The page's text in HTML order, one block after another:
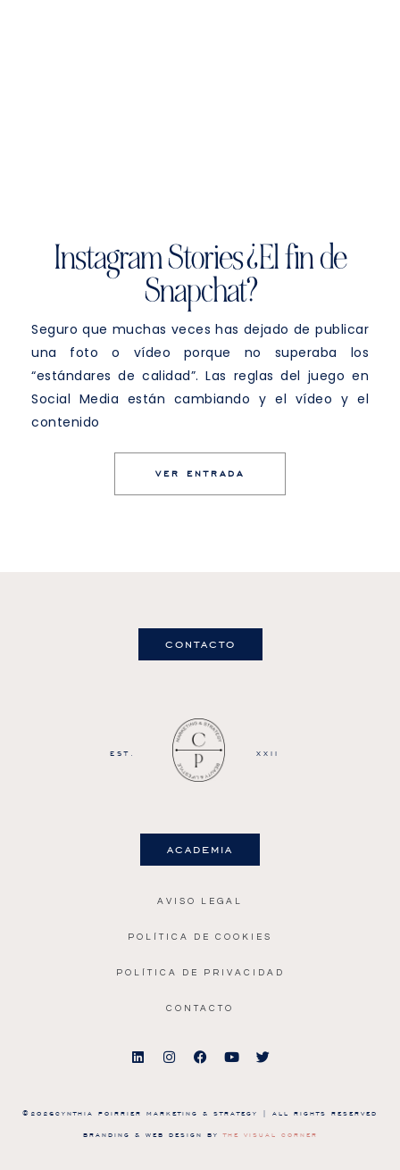
Instagram Stories ¿El fin de
Snapchat?
Seguro que muchas veces has dejado de publicar
una foto o vídeo porque no superaba los
“estándares de calidad”. Las reglas del juego en
Social Media están cambiando y el vídeo y el
contenido
VER ENTRADA
contacto
EST. XXII
academia
AVISO LEGAL
POLÍTICA DE COOKIES
POLÍTICA DE PRIVACIDAD
CONTACTO
©2026CYNTHIA POIRRIER MARKETING & STRATEGY | ALL RIGHTS RESERVED
BRANDING & WEB DESIGN BYTHE VISUAL CORNER